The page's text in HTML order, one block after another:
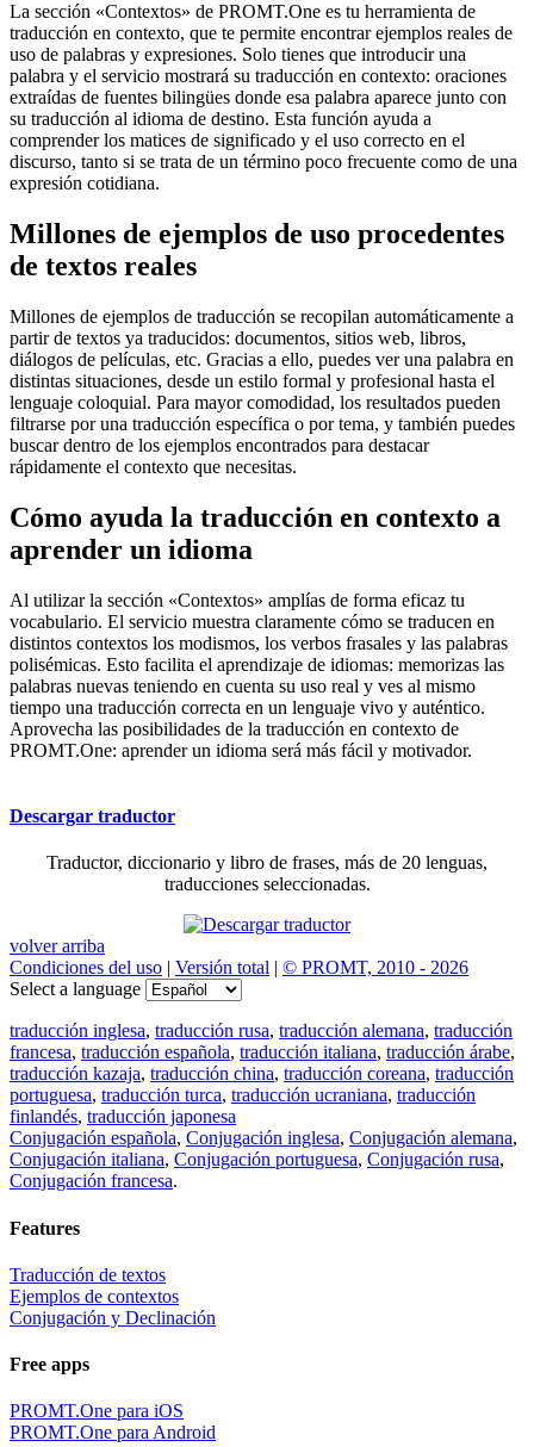
La sección «Contextos» de PROMT.One es tu herramienta de
traducción en contexto, que te permite encontrar ejemplos reales de
uso de palabras y expresiones. Solo tienes que introducir una
palabra y el servicio mostrará su traducción en contexto: oraciones
extraídas de fuentes bilingües donde esa palabra aparece junto con
su traducción al idioma de destino. Esta función ayuda a
comprender los matices de significado y el uso correcto en el
discurso, tanto si se trata de un término poco frecuente como de una
expresión cotidiana.
Millones de ejemplos de uso procedentes
de textos reales
Millones de ejemplos de traducción se recopilan automáticamente a
partir de textos ya traducidos: documentos, sitios web, libros,
diálogos de películas, etc. Gracias a ello, puedes ver una palabra en
distintas situaciones, desde un estilo formal y profesional hasta el
lenguaje coloquial. Para mayor comodidad, los resultados pueden
filtrarse por una traducción específica o por tema, y también puedes
buscar dentro de los ejemplos encontrados para destacar
rápidamente el contexto que necesitas.
Cómo ayuda la traducción en contexto a
aprender un idioma
Al utilizar la sección «Contextos» amplías de forma eficaz tu
vocabulario. El servicio muestra claramente cómo se traducen en
distintos contextos los modismos, los verbos frasales y las palabras
polisémicas. Esto facilita el aprendizaje de idiomas: memorizas las
palabras nuevas teniendo en cuenta su uso real y ves al mismo
tiempo una traducción correcta en un lenguaje vivo y auténtico.
Aprovecha las posibilidades de la traducción en contexto de
PROMT.One: aprender un idioma será más fácil y motivador.
Descargar traductor
Traductor, diccionario y libro de frases, más de 20 lenguas,
traducciones seleccionadas.
volver arriba
Condiciones del uso | Versión total | © PROMT, 2010 - 2026
Select a language
traducción inglesa, traducción rusa, traducción alemana, traducción
francesa, traducción española, traducción italiana, traducción árabe,
traducción kazaja, traducción china, traducción coreana, traducción
portuguesa, traducción turca, traducción ucraniana, traducción
finlandés, traducción japonesa
Conjugación española, Conjugación inglesa, Conjugación alemana,
Conjugación italiana, Conjugación portuguesa, Conjugación rusa,
Conjugación francesa.
Features
Traducción de textos
Ejemplos de contextos
Conjugación y Declinación
Free apps
PROMT.One para iOS
PROMT.One para Android